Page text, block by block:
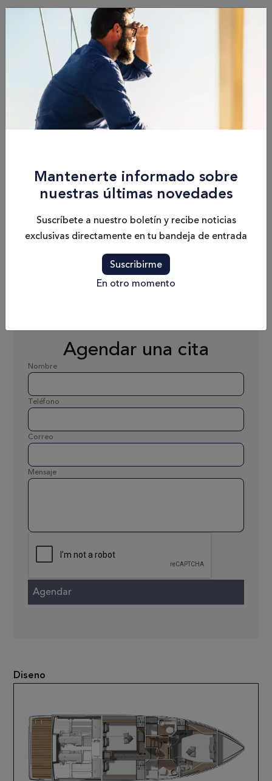
Mantenerte informado sobre
nuestras últimas novedades
Suscríbete a nuestro boletín y recibe noticias
exclusivas directamente en tu bandeja de entrada
Suscribirme
En otro momento
Especificaciones
Eslora
Calado
3’10’
Capacidad de
Combustible
3x 114 USGal
Agendar una cita
Nombre
Teléfono
Correo
Mensaje
Diseno